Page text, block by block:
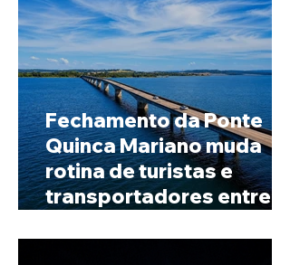
Fechamento da Ponte
Quinca Mariano muda
rotina de turistas e
transportadores entre